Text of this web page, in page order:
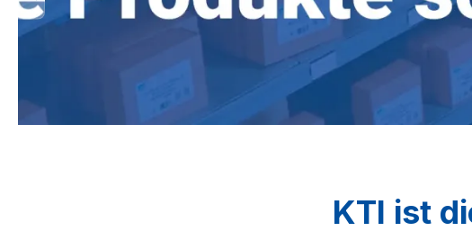
optimiertes Latenzverhalten, erweiterter
Temperaturbereich, Stromversorgung +7 bis +50 VDC,
Stromversorgung nicht im Lieferumfang, lüfterlos im
KTI ist